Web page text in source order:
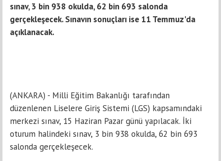
sınav, 3 bin 938 okulda, 62 bin 693 salonda
gerçekleşecek. Sınavın sonuçları ise 11 Temmuz'da
açıklanacak.
(ANKARA) - Milli Eğitim Bakanlığı tarafından
düzenlenen Liselere Giriş Sistemi (LGS) kapsamındaki
merkezi sınav, 15 Haziran Pazar günü yapılacak. İki
oturum halindeki sınav, 3 bin 938 okulda, 62 bin 693
salonda gerçekleşecek.